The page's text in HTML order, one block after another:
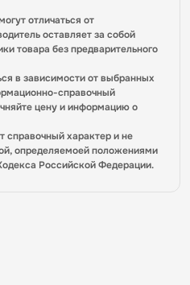
отличаться от
оставляет за собой
товара без предварительного
в зависимости от выбранных
справочный
цену и информацию о
справочный характер и не
определяемоей положениями
Российской Федерации.